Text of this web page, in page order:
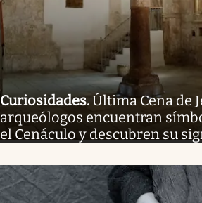
Curiosidades.Última Cena de
arqueólogos encuentran
el Cenáculo y descubren su